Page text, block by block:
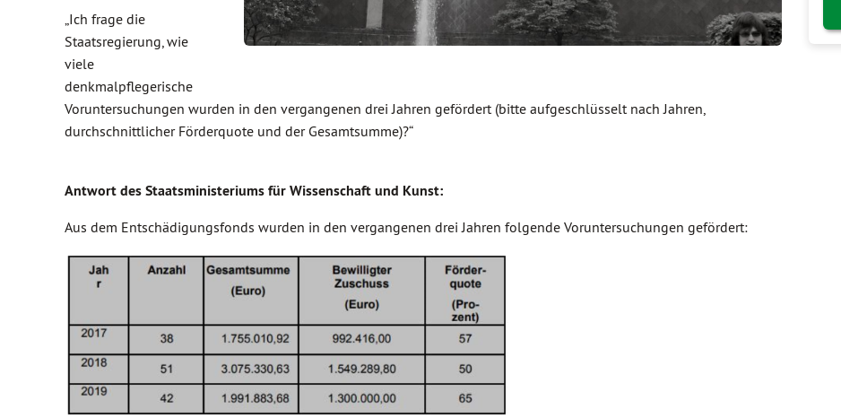
„Ich frage die
Staatsregierung, wie
viele
denkmalpflegerische
Voruntersuchungen wurden in den vergangenen drei Jahren gefördert (bitte aufgeschlüsselt nach Jahren,
durchschnittlicher Förderquote und der Gesamtsumme)?“
Antwort des Staatsministeriums für Wissenschaft und Kunst:
Aus dem Entschädigungsfonds wurden in den vergangenen drei Jahren folgende Voruntersuchungen gefördert: